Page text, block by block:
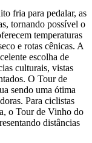
Tours
fria para pedalar, as
tornando possível o
temperaturas
e rotas cênicas. A
escolha de
culturais, vistas
O Tour de
sendo uma ótima
Para ciclistas
o Tour de Vinho do
distâncias